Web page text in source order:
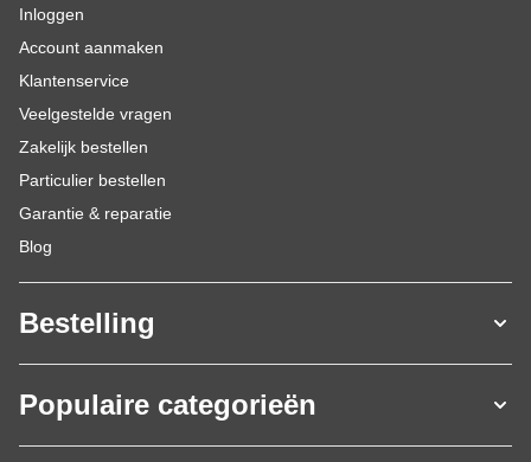
Inloggen
Account aanmaken
Klantenservice
Veelgestelde vragen
Zakelijk bestellen
Particulier bestellen
Garantie & reparatie
Blog
Bestelling
Populaire categorieën